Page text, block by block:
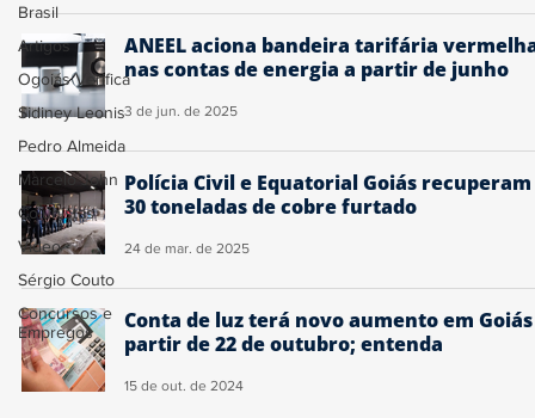
Brasil
Artigos
Ogoiás Verifica
Sidiney Leonis
Pedro Almeida
Marcelo John
Colunistas
Vídeo
Sérgio Couto
Concursos e
Empregos
ANEEL aciona bandeira tarifária
nas contas de energia a partir de junho
3 de jun. de 2025
Polícia Civil e Equatorial Goiás recuperam
30 toneladas de cobre furtado
24 de mar. de 2025
Conta de luz terá novo aumento em
partir de 22 de outubro; entenda
15 de out. de 2024